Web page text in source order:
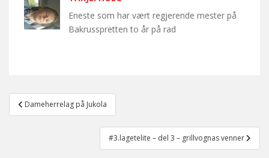
Eneste som har vært regjerende mester på
Bakrusspretten to år på rad
Post
navigation
Dameherrelag på Jukola
#3.lagetelite – del 3 – grillvognas venner